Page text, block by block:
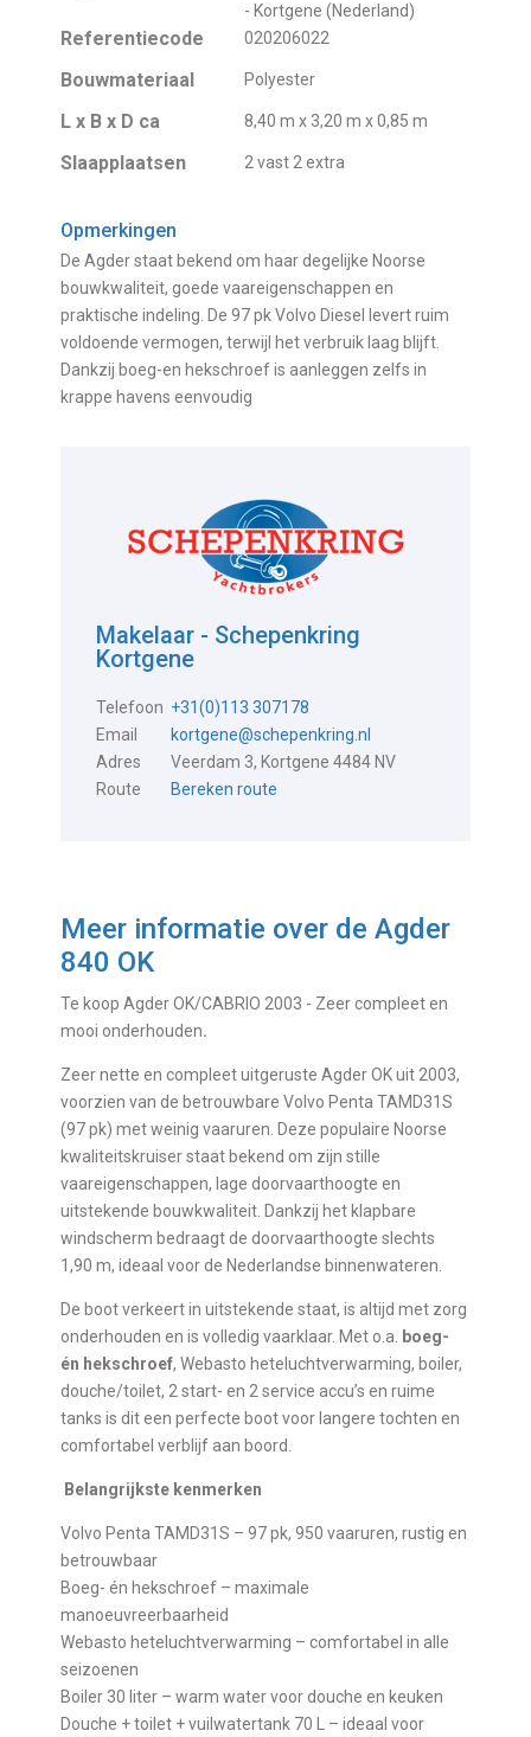
- Kortgene (Nederland)
Referentiecode 020206022
Bouwmateriaal Polyester
L x B x D ca 8,40 m x 3,20 m x 0,85 m
Slaapplaatsen 2 vast 2 extra
Opmerkingen
De Agder staat bekend om haar degelijke Noorse
bouwkwaliteit, goede vaareigenschappen en
praktische indeling. De 97 pk Volvo Diesel levert ruim
voldoende vermogen, terwijl het verbruik laag blijft.
Dankzij boeg-en hekschroef is aanleggen zelfs in
krappe havens eenvoudig
Makelaar - Schepenkring
Kortgene
Telefoon +31(0)113 307178
Email
kortgene@schepenkring.nl
Adres
Veerdam 3, Kortgene 4484 NV
Route
Bereken route
Meer informatie over deAgder
840 OK
Te koop Agder OK/CABRIO 2003 - Zeer compleet en
mooi onderhouden.
Zeer nette en compleet uitgeruste Agder OK uit 2003,
voorzien van de betrouwbare Volvo Penta TAMD31S
(97 pk) met weinig vaaruren. Deze populaire Noorse
kwaliteitskruiser staat bekend om zijn stille
vaareigenschappen, lage doorvaarthoogte en
uitstekende bouwkwaliteit. Dankzij het klapbare
windscherm bedraagt de doorvaarthoogte slechts
1,90 m, ideaal voor de Nederlandse binnenwateren.
De boot verkeert in uitstekende staat, is altijd met zorg
onderhouden en is volledig vaarklaar. Met o.a.
boeg-
én hekschroef, Webasto heteluchtverwarming, boiler,
douche/toilet, 2 start- en 2 service accu’s en ruime
tanks is dit een perfecte boot voor langere tochten en
comfortabel verblijf aan boord.
Belangrijkste kenmerken
Volvo Penta TAMD31S – 97 pk, 950 vaaruren, rustig en
betrouwbaar
Boeg- én hekschroef – maximale
manoeuvreerbaarheid
Webasto heteluchtverwarming – comfortabel in alle
seizoenen
Boiler 30 liter – warm water voor douche en keuken
Douche + toilet + vuilwatertank 70 L – ideaal voor